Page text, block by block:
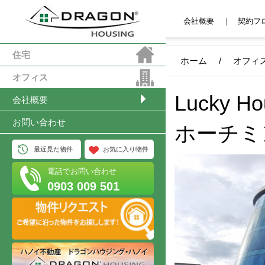
住宅
オフィス
会社概要
お問い合わせ
最近見た物件 お気に入り物件
電話でお問い合わせ
0903 009 501
会社概要 契約フ
ホーム / オフィ
Lucky
ホーチ